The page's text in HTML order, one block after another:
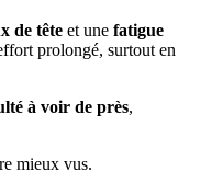
de tête et une fatigue
prolongé, surtout en
à voir de près,
mieux vus.